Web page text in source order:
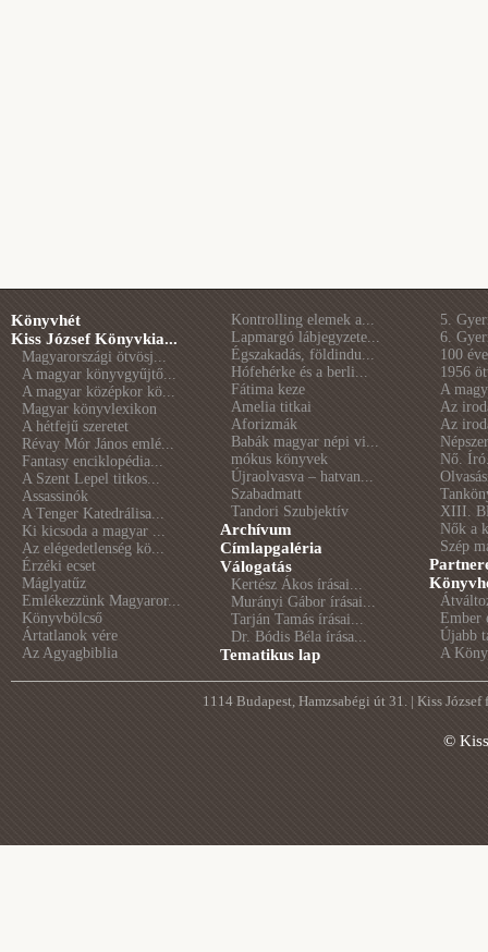
Könyvhét
Kiss József Könyvkia...
Magyarországi ötvösj...
A magyar könyvgyűjtő...
A magyar középkor kö...
Magyar könyvlexikon
A hétfejű szeretet
Révay Mór János emlé...
Fantasy enciklopédia...
A Szent Lepel titkos...
Assassinók
A Tenger Katedrálisa...
Ki kicsoda a magyar ...
Az elégedetlenség kö...
Érzéki ecset
Máglyatűz
Emlékezzünk Magyaror...
Könyvbölcső
Ártatlanok vére
Az Agyagbiblia
Kontrolling elemek a...
Lapmargó lábjegyzete...
Égszakadás, földindu...
Hófehérke és a berli...
Fátima keze
Amelia titkai
Aforizmák
Babák magyar népi vi...
mókus könyvek
Újraolvasva – hatvan...
Szabadmatt
Tandori Szubjektív
Archívum
Címlapgaléria
Válogatás
Kertész Ákos írásai...
Murányi Gábor írásai...
Tarján Tamás írásai...
Dr. Bódis Béla írása...
Tematikus lap
5.
6.
100
1956
A
Az
Az
Nő.
XIII.
Nők a
Szép
Ember
Újabb
A
1114 Budapest, Hamzsabégi út 31. | Kiss
©